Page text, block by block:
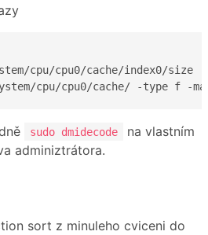
cpu/cpu0/cache/index0/size
cpu/cpu0/cache/ -type
sudo dmidecode
na vlastním
adminiztrátora.
sort z minuleho cviceni do